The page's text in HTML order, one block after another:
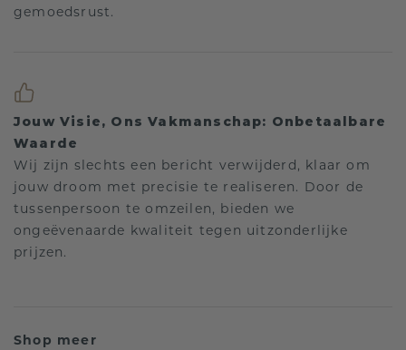
gemoedsrust.
Jouw Visie, Ons Vakmanschap: Onbetaalbare
Waarde
Wij zijn slechts een bericht verwijderd, klaar om
jouw droom met precisie te realiseren. Door de
tussenpersoon te omzeilen, bieden we
ongeëvenaarde kwaliteit tegen uitzonderlijke
prijzen.
Shop meer